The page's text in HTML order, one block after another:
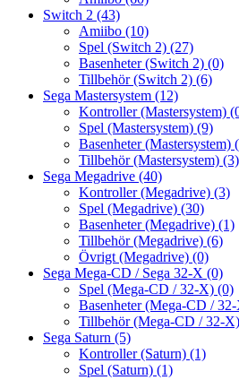
Switch 2 (43)
Amiibo (10)
Spel (Switch 2) (27)
Basenheter (Switch 2) (0)
Tillbehör (Switch 2) (6)
Sega Mastersystem (12)
Kontroller (Mastersystem)
Spel (Mastersystem) (9)
Basenheter (Mastersystem)
Tillbehör (Mastersystem) (3)
Sega Megadrive (40)
Kontroller (Megadrive) (3)
Spel (Megadrive) (30)
Basenheter (Megadrive) (1)
Tillbehör (Megadrive) (6)
Övrigt (Megadrive) (0)
Sega Mega-CD / Sega 32-X (0)
Spel (Mega-CD / 32-X) (0)
Basenheter (Mega-CD /
Tillbehör (Mega-CD / 32-X)
Sega Saturn (5)
Kontroller (Saturn) (1)
Spel (Saturn) (1)